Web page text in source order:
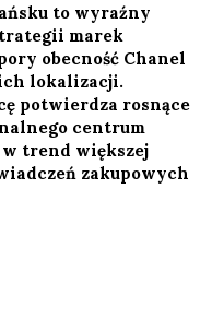
to wyraźny
marek
obecność Chanel
lokalizacji.
potwierdza rosnące
centrum
trend większej
zakupowych